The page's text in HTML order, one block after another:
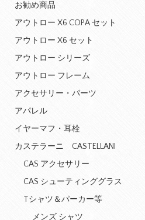
お勧め商品
アウトロー X6 COPA セット
アウトロー X6 セット
アウトロー シリーズ
アウトロー フレーム
アクセサリー・パーツ
アパレル
イヤーマフ・耳栓
カステラーニ CASTELLANI
CAS アクセサリー
CAS シューティンググラス
Tシャツ＆パーカー等
メンズ シャツ